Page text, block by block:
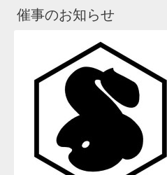
催事のお知らせ